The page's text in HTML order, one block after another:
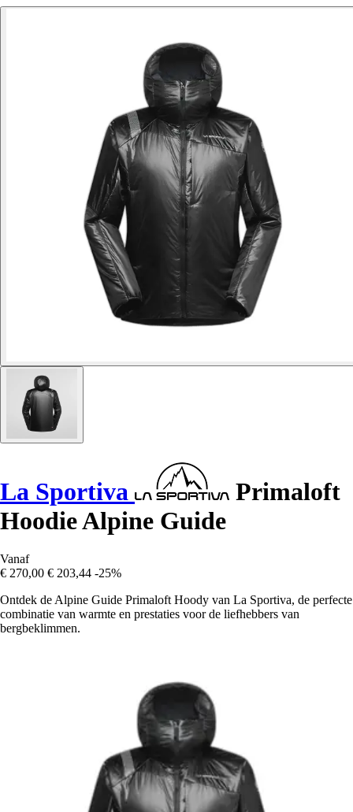
La Sportiva
Primaloft
Hoodie Alpine Guide
Vanaf
€ 270,00 € 203,44 -25%
Ontdek de Alpine Guide Primaloft Hoody van La Sportiva, de perfecte
combinatie van warmte en prestaties voor de liefhebbers van
bergbeklimmen.